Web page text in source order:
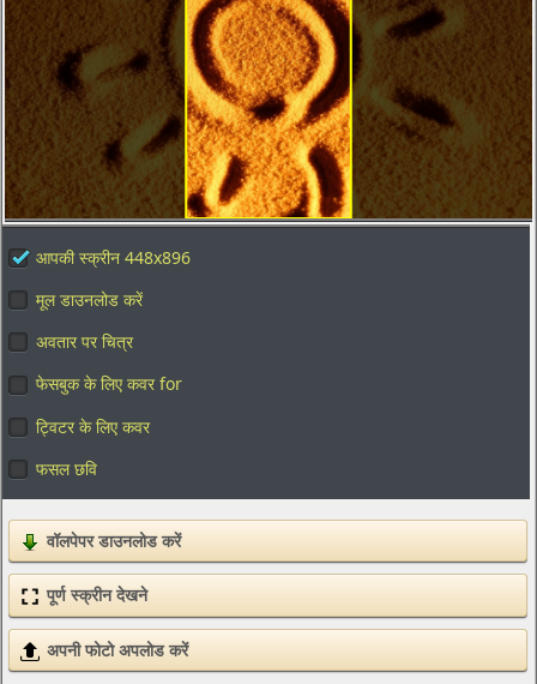
आपकी स्क्रीन 448x896
मूल डाउनलोड करें
अवतार पर चित्र
फेसबुक के लिए कवर for
ट्विटर के लिए कवर
फसल छवि
वॉलपेपर डाउनलोड करें
पूर्ण स्क्रीन देखने
अपनी फोटो अपलोड करें